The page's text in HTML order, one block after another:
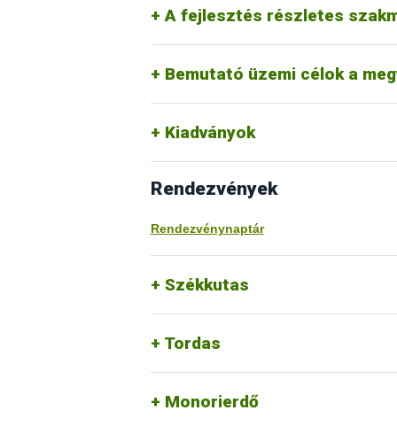
A fejlesztés részletes
Bemutató üzemi célok a
Pölöske
kertészeti (gyümölcs)
Kiadványok
Rendezvények
Rendezvénynaptár
Székkutas
Tordas
Monorierdő